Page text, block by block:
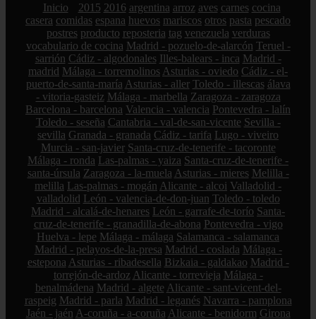
Inicio 2015 2016 argentina arroz aves carnes cocina
casera comidas espana huevos mariscos otros pasta pescado
postres producto reposteria tag venezuela verduras
vocabulario de cocina Madrid - pozuelo-de-alarcón Teruel -
sarrión Cádiz - algodonales Illes-balears - inca Madrid -
madrid Málaga - torremolinos Asturias - oviedo Cádiz - el-
puerto-de-santa-maría Asturias - aller Toledo - illescas álava
- vitoria-gasteiz Málaga - marbella Zaragoza - zaragoza
Barcelona - barcelona Valencia - valencia Pontevedra - lalín
Toledo - seseña Cantabria - val-de-san-vicente Sevilla -
sevilla Granada - granada Cádiz - tarifa Lugo - viveiro
Murcia - san-javier Santa-cruz-de-tenerife - tacoronte
Málaga - ronda Las-palmas - yaiza Santa-cruz-de-tenerife -
santa-úrsula Zaragoza - la-muela Asturias - mieres Melilla -
melilla Las-palmas - mogán Alicante - alcoi Valladolid -
valladolid León - valencia-de-don-juan Toledo - toledo
Madrid - alcalá-de-henares León - garrafe-de-torío Santa-
cruz-de-tenerife - granadilla-de-abona Pontevedra - vigo
Huelva - lepe Málaga - málaga Salamanca - salamanca
Madrid - pelayos-de-la-presa Madrid - coslada Málaga -
estepona Asturias - ribadesella Bizkaia - galdakao Madrid -
torrejón-de-ardoz Alicante - torrevieja Málaga -
benalmádena Madrid - algete Alicante - sant-vicent-del-
raspeig Madrid - parla Madrid - leganés Navarra - pamplona
Jaén - jaén A-coruña - a-coruña Alicante - benidorm Girona